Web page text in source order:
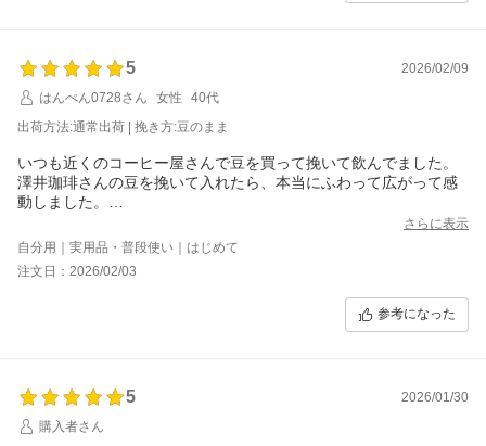
5
2026/02/09
はんぺん0728さん
女性
40代
出荷方法:通常出荷 | 挽き方:豆のまま
いつも近くのコーヒー屋さんで豆を買って挽いて飲んでました。
澤井珈琲さんの豆を挽いて入れたら、本当にふわって広がって感
動しました。
さらに表示
自分用｜実用品・普段使い｜はじめて
注文日：2026/02/03
参考になった
5
2026/01/30
購入者さん